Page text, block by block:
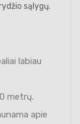
sąlygų.
labiau
metrų.
apie